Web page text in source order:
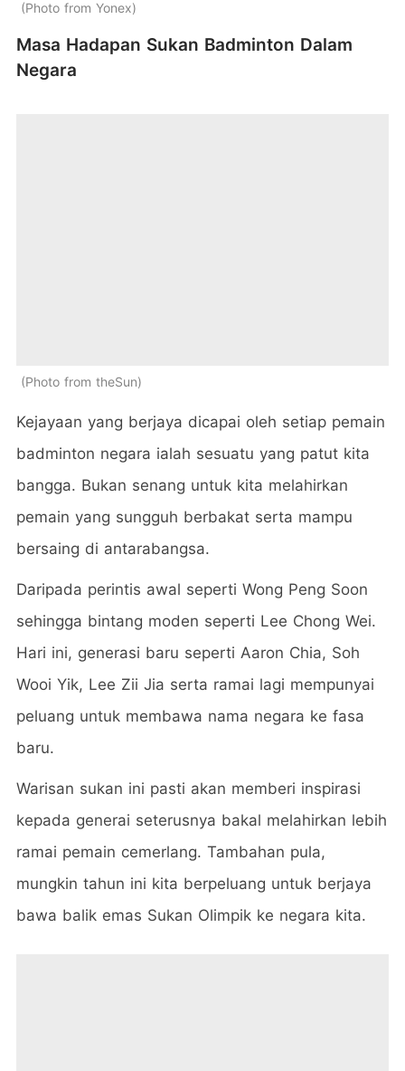
Photo from Yonex
Masa Hadapan Sukan Badminton Dalam
Negara
Photo from theSun
Kejayaan yang berjaya dicapai oleh setiap pemain
badminton negara ialah sesuatu yang patut kita
bangga. Bukan senang untuk kita melahirkan
pemain yang sungguh berbakat serta mampu
bersaing di antarabangsa.
Daripada perintis awal seperti Wong Peng Soon
sehingga bintang moden seperti Lee Chong Wei.
Hari ini, generasi baru seperti Aaron Chia, Soh
Wooi Yik, Lee Zii Jia serta ramai lagi mempunyai
peluang untuk membawa nama negara ke fasa
baru.
Warisan sukan ini pasti akan memberi inspirasi
kepada generai seterusnya bakal melahirkan lebih
ramai pemain cemerlang. Tambahan pula,
mungkin tahun ini kita berpeluang untuk berjaya
bawa balik emas Sukan Olimpik ke negara kita.